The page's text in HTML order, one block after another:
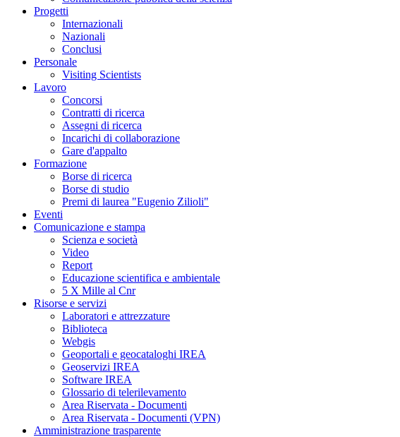
Progetti
Internazionali
Nazionali
Conclusi
Personale
Visiting Scientists
Lavoro
Concorsi
Contratti di ricerca
Assegni di ricerca
Incarichi di collaborazione
Gare d'appalto
Formazione
Borse di ricerca
Borse di studio
Premi di laurea "Eugenio Zilioli"
Eventi
Comunicazione e stampa
Scienza e società
Video
Report
Educazione scientifica e ambientale
5 X Mille al Cnr
Risorse e servizi
Laboratori e attrezzature
Biblioteca
Webgis
Geoportali e geocataloghi IREA
Geoservizi IREA
Software IREA
Glossario di telerilevamento
Area Riservata - Documenti
Area Riservata - Documenti (VPN)
Amministrazione trasparente